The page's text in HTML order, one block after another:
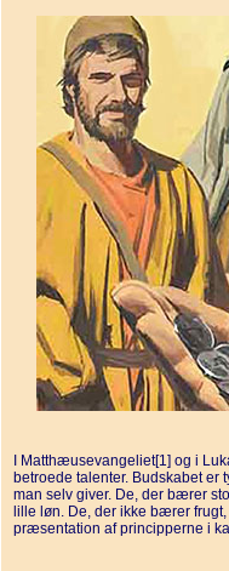
I Matthæusevangeliet[1] og i
betroede talenter. Budskabet er
man selv giver. De, der bærer
lille løn. De, der ikke bærer
præsentation af principperne i